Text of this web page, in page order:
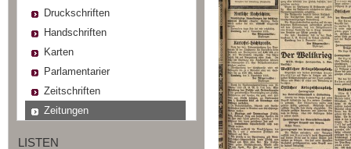
Druckschriften
Handschriften
Karten
Parlamentarier
Zeitschriften
Zeitungen
LISTEN